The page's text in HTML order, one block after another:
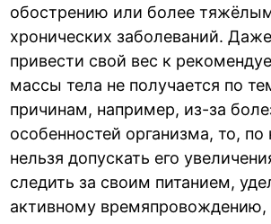
обострению или более
хронических заболеваний.
привести свой вес к
массы тела не получается по
причинам, например, из-за
особенностей организма, то,
нельзя допускать его
следить за своим питанием,
активному времяпровождению,